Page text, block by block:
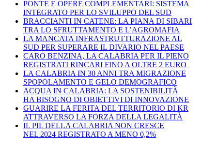
PONTE E OPERE COMPLEMENTARI: SISTEMA
INTEGRATO PER LO SVILUPPO DEL SUD
BRACCIANTI IN CATENE: LA PIANA DI SIBARI
TRA LO SFRUTTAMENTO E L’AGROMAFIA
LA MANCATA INFRASTRUTTURAZIONE AL
SUD PER SUPERARE IL DIVARIO NEL PAESE
CARO BENZINA, LA CALABRIA PER IL PIENO
REGISTRATI RINCARI FINO A OLTRE 2 EURO
LA CALABRIA IN 30 ANNI TRA MIGRAZIONE
SPOPOLAMENTO E GELO DEMOGRAFICO
ACQUA IN CALABRIA: LA SOSTENIBILITÀ
HA BISOGNO DI OBIETTIVI DI INNOVAZIONE
GUARIRE LA FERITA DEL TERRITORIO DI KR
ATTRAVERSO LA FORZA DELLA LEGALITÀ
IL PIL DELLA CALABRIA NON CRESCE
NEL 2024 REGISTRATO A MENO 0,2%